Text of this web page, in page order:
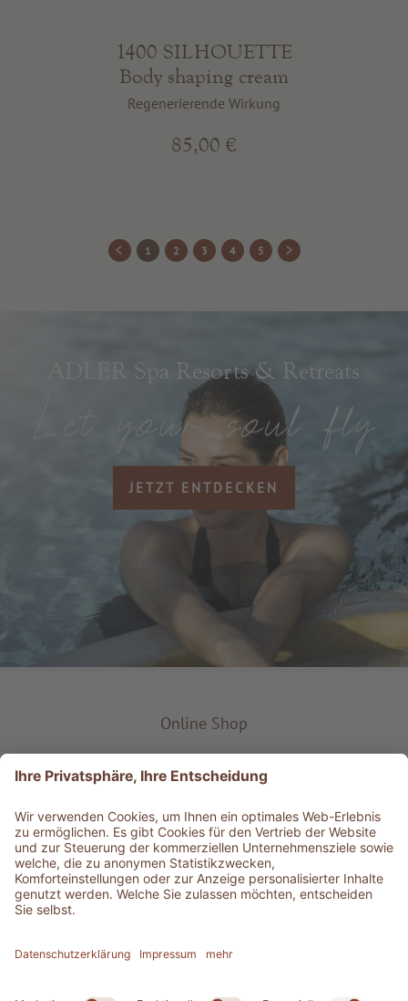
1400 SILHOUETTE
Body shaping cream
Regenerierende Wirkung
85,00 €
1 2 3 4 5
ADLER Spa Resorts & Retreats
JETZT ENTDECKEN
Online Shop
Service & Info